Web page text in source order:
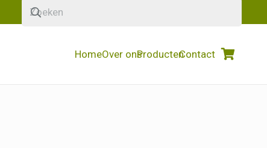
HomeOver onsProductenContact